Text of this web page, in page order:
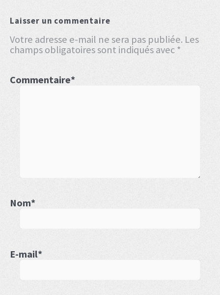
Laisser un commentaire
Votre adresse e-mail ne sera pas publiée. Les
champs obligatoires sont indiqués avec*
Commentaire*
Nom*
E-mail*